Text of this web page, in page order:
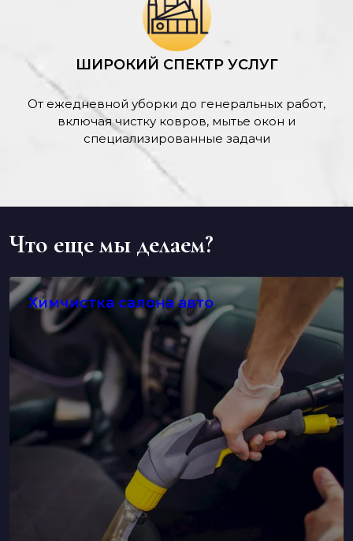
ШИРОКИЙ СПЕКТР УСЛУГ
От ежедневной уборки до генеральных работ,
включая чистку ковров, мытье окон и
специализированные задачи
Что еще мы делаем?
Химчистка салона авто